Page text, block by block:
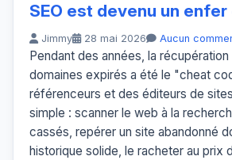
SEO est devenu un
Jimmy 28 mai 2026 Aucun
Pendant des années, la
domaines expirés a été le "cheat
référenceurs et des éditeurs de
simple : scanner le web à la
cassés, repérer un site abandonné
historique solide, le racheter au prix